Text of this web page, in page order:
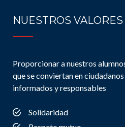
NUESTROS VALORES
Proporcionar a nuestros
que se conviertan en
informados y responsables
Solidaridad